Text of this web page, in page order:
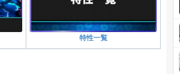
特性一覧